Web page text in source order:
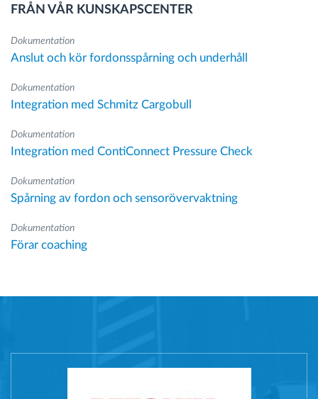
FRÅN VÅR KUNSKAPSCENTER
Dokumentation
Anslut och kör fordonsspårning och underhåll
Dokumentation
Integration med Schmitz Cargobull
Dokumentation
Integration med ContiConnect Pressure Check
Dokumentation
Spårning av fordon och sensorövervaktning
Dokumentation
Förar coaching